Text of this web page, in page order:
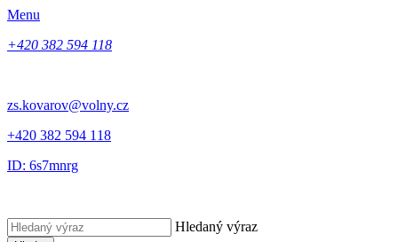
Menu
+420 382 594 118
zs.kovarov@volny.cz
+420 382 594 118
ID: 6s7mnrg
Hledaný výraz